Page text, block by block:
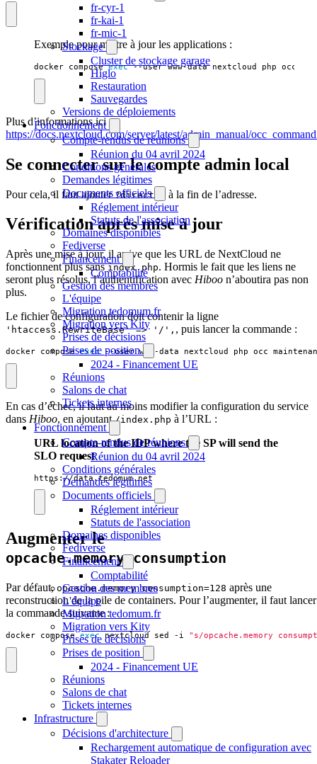
fr-cyr-1
fr-kai-1
fr-mic-1
Stockage
Cluster de stockage garage
Higlo
Restauration
Sauvegardes
Versions de déploiements
Fonctionnement
Compte-rendus de réunions
Réunion du 04 avril 2024
Conditions générales
Demandes légitimes
Documents officiels
Réglement intérieur
Statuts de l'association
Domaines disponibles
Fediverse
Financement
Comptabilité
Gestion des membres
L'équipe
Migration tedomum.fr
Migration vers Kity
Prises de décisions
Prises de position
2024 - Financement UE
Réunions
Salons de chat
Tickets internes
Fonctionnement
Compte-rendus de réunions
Réunion du 04 avril 2024
Conditions générales
Demandes légitimes
Documents officiels
Réglement intérieur
Statuts de l'association
Domaines disponibles
Fediverse
Financement
Comptabilité
Gestion des membres
L'équipe
Migration tedomum.fr
Migration vers Kity
Prises de décisions
Prises de position
2024 - Financement UE
Réunions
Salons de chat
Tickets internes
Infrastructure
Décisions d'architecture
Rechargement automatique de configuration avec
Stakater Reloader
Exemple pour mettre à jour les applications :
docker compose exec --user www-data nextcloud php occ
Plus d’informations ici :
https://docs.nextcloud.com/server/latest/admin_manual/
Se connecter sur le compte admin local
Pour cela, il faut ajouter ?direct=1 à la fin de l’adresse.
Vérification après mise à jour
Après une mise à jour, il arrive que les URL de NextCloud ne
fonctionnent plus sansindex.php. Hormis le fait que les liens ne
seront plus résolus, l’authentification avec Hiboo n’aboutira pas non
plus.
Le fichier de configuration doit contenir la ligne
'htaccess.RewriteBase' => '/', , puis lancer la commande :
docker compose exec --user www-data nextcloud php occ
En cas d’échec, il faut au moins modifier la configuration du service
dans Hiboo, en ajoutant/index.php à l’URL :
URL location of the IDP where the SP will send the
SLO request
https://data.tedomum.net
Augmenter le
opcache.memory_consumption
Par défaut,opcache.memory_consumption=128 après une
reconstruction de la pile de containers. Pour l’augmenter, il faut lancer
la commande suivante :
docker compose exec nextcloud sed -i "s/